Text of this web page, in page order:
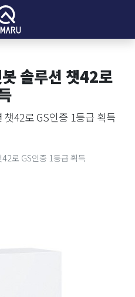
솔루션 챗42로
42로 GS인증 1등급 획득
로 GS인증 1등급 획득